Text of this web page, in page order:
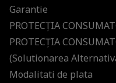
Garantie
PROTECŢIA
PROTECŢIA
(Solutionarea
Modalitati de plata